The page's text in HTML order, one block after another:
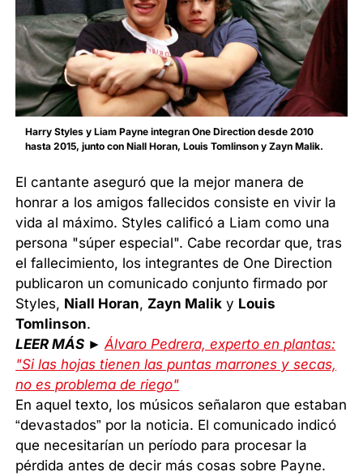
Harry Styles y Liam Payne integran One Direction desde 2010
hasta 2015, junto con Niall Horan, Louis Tomlinson y Zayn Malik.
El cantante aseguró que la mejor manera de
honrar a los amigos fallecidos consiste en vivir la
vida al máximo. Styles calificó a Liam como una
persona "súper especial". Cabe recordar que, tras
el fallecimiento, los integrantes de One Direction
publicaron un comunicado conjunto firmado por
Styles, Niall Horan, Zayn Malik y Louis
Tomlinson.
LEER MÁS ►Álvaro Pedrera, experto en plantas:
"Si las hojas tienen las puntas marrones y secas,
no es problema de riego"
En aquel texto, los músicos señalaron que estaban
“devastados” por la noticia. El comunicado indicó
que necesitarían un período para procesar la
pérdida antes de decir más cosas sobre Payne.